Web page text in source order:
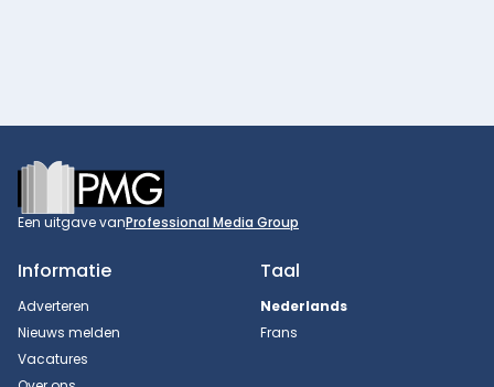
Footer
Een uitgave vanProfessional Media Group
Informatie
Adverteren
Nieuws melden
Vacatures
Taal
Nederlands
Frans